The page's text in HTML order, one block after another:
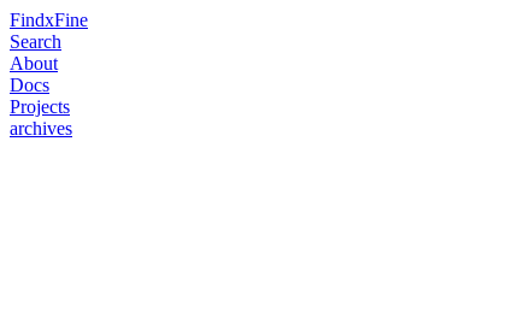
FindxFine
Search
About
Docs
Projects
archives